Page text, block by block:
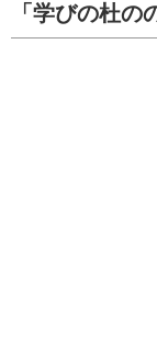
「学びの杜